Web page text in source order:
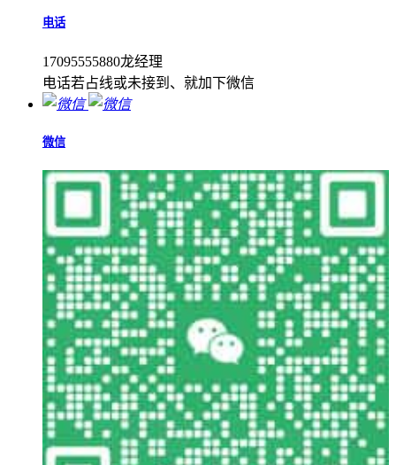
电话
17095555880龙经理
电话若占线或未接到、就加下微信
微信